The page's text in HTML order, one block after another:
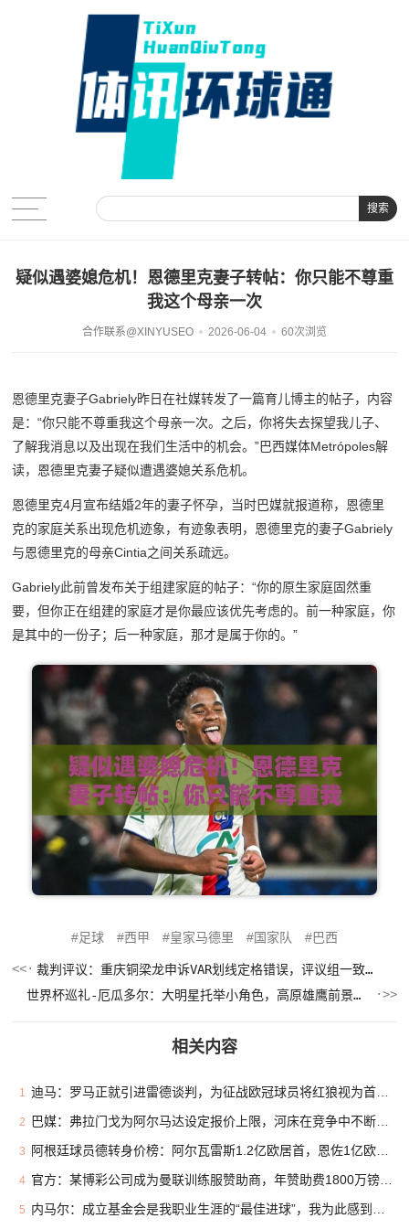
搜索
疑似遇婆媳危机！恩德里克妻子转帖：你只能不尊重
我这个母亲一次
合作联系@XINYUSEO 2026-06-04 60次浏览
恩德里克妻子Gabriely昨日在社媒转发了一篇育儿博主的帖子，内容
是：“你只能不尊重我这个母亲一次。之后，你将失去探望我儿子、
了解我消息以及出现在我们生活中的机会。”巴西媒体Metrópoles解
读，恩德里克妻子疑似遭遇婆媳关系危机。
恩德里克4月宣布结婚2年的妻子怀孕，当时巴媒就报道称，恩德里
克的家庭关系出现危机迹象，有迹象表明，恩德里克的妻子Gabriely
与恩德里克的母亲Cintia之间关系疏远。
Gabriely此前曾发布关于组建家庭的帖子：“你的原生家庭固然重
要，但你正在组建的家庭才是你最应该优先考虑的。前一种家庭，你
是其中的一份子；后一种家庭，那才是属于你的。”
足球 西甲 皇家马德里 国家队 巴西
裁判评议：重庆铜梁龙申诉VAR划线定格错误，评议组一致认为正确
世界杯巡礼-厄瓜多尔：大明星托举小角色，高原雄鹰前景可期！
相关内容
1 迪马：罗马正就引进雷德谈判，为征战欧冠球员将红狼视为首选下家
2 巴媒：弗拉门戈为阿尔马达设定报价上限，河床在竞争中不断抬价
3 阿根廷球员德转身价榜：阿尔瓦雷斯1.2亿欧居首，恩佐1亿欧次席
4 官方：某博彩公司成为曼联训练服赞助商，年赞助费1800万镑创新高
5 内马尔：成立基金会是我职业生涯的“最佳进球”，我为此感到自豪